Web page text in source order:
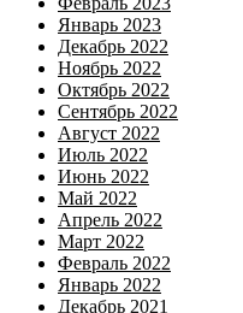
Январь 2023
Декабрь 2022
Ноябрь 2022
Октябрь 2022
Сентябрь 2022
Август 2022
Июль 2022
Июнь 2022
Май 2022
Апрель 2022
Март 2022
Февраль 2022
Январь 2022
Декабрь 2021